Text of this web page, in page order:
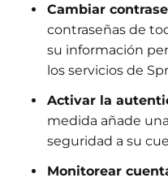
Cambiar
contraseñas de
su información
los servicios de
Activar la
medida añade
seguridad a su
Monitorear